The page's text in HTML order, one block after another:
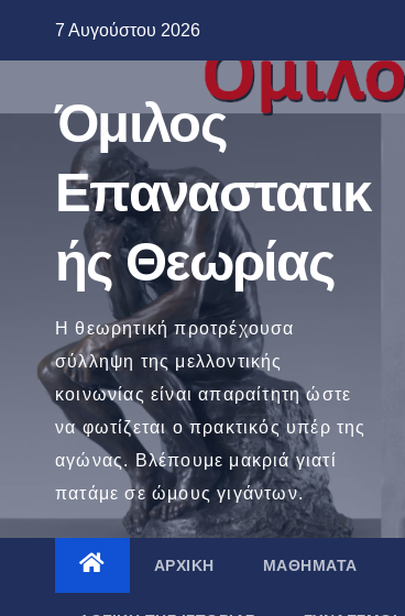
7 Αυγούστου 2026
Όμιλος
Επαναστατικ
ής Θεωρίας
Η θεωρητική προτρέχουσα
σύλληψη της μελλοντικής
κοινωνίας είναι απαραίτητη ώστε
να φωτίζεται ο πρακτικός υπέρ της
αγώνας. Βλέπουμε μακριά γιατί
πατάμε σε ώμους γιγάντων.
ΑΡΧΙΚΉ ΜΑΘΉΜΑΤΑ